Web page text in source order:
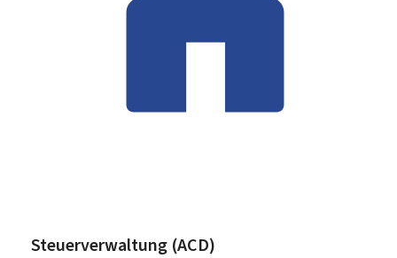
Steuerverwaltung (ACD)